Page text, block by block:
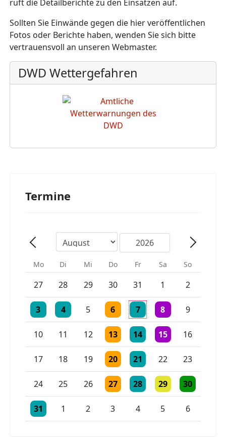
ruft die Detailberichte zu den Einsätzen auf.
Sollten Sie Einwände gegen die hier veröffentlichen
Fotos oder Berichte haben, wenden Sie sich bitte
vertrauensvoll an unseren Webmaster.
DWD Wettergefahren
Termine
Mo Di Mi Do Fr Sa So
27 28 29 30
Einzelne Veranstaltung
31
Einzelne Veranstaltung
1 2
3
Einzelne Veranstaltung
4
Einzelne Veranstaltung
5 6
Einzelne Veranstaltung
7
Einzelne Veranstaltung
8
2 Veranstaltungen
9
10 11 12 13
Einzelne Veranstaltung
14
Einzelne Veranstaltung
15
Einzelne16
17 18 19 20
Einzelne Veranstaltung
21
Einzelne Veranstaltung
22 23
24 25 26 27
Einzelne Veranstaltung
28
Einzelne Veranstaltung
29
Einzelne30
Einzelne
31
Einzelne Veranstaltung
1 2 3
Einzelne Veranstaltung
4
Einzelne Veranstaltung
5 6